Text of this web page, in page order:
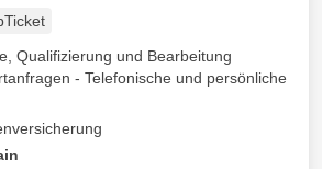
Qualifizierung und Bearbeitung
- Telefonische und persönliche